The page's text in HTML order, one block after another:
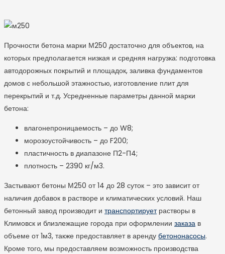
Прочности бетона марки М250 достаточно для объектов, на
которых предполагается низкая и средняя нагрузка: подготовка
автодорожных покрытий и площадок, заливка фундаментов
домов с небольшой этажностью, изготовление плит для
перекрытий и т.д. Усредненные параметры данной марки
бетона:
влагонепроницаемость – до W8;
морозоустойчивость – до F200;
пластичность в диапазоне П2-П4;
плотность – 2390 кг/м3.
Застывают бетоны М250 от 14 до 28 суток – это зависит от
наличия добавок в растворе и климатических условий. Наш
бетонный завод производит и транспортируетрастворы в
Климовск и близлежащие города при оформлении заказа в
объеме от 1м3, также предоставляет в аренду бетононасосы.
Кроме того, мы предоставляем возможность производства